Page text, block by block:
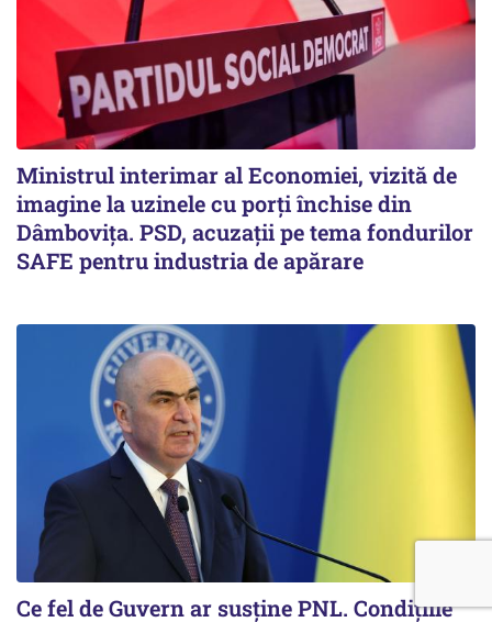
Ministrul interimar al Economiei, vizită de
imagine la uzinele cu porți închise din
Dâmbovița. PSD, acuzații pe tema fondurilor
SAFE pentru industria de apărare
Ce fel de Guvern ar susține PNL. Condițiile